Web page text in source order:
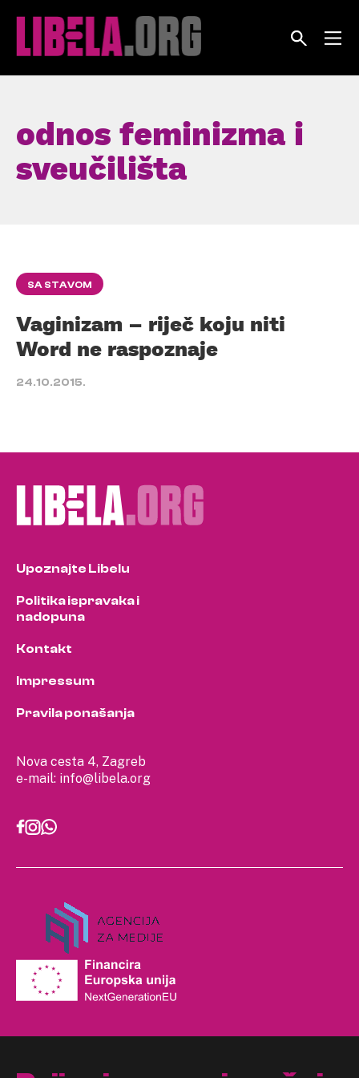
odnos feminizma i
sveučilišta
SA STAVOM
Vaginizam – riječ koju niti
Word ne raspoznaje
24.10.2015.
Nova cesta 4, Zagreb
e-mail: info@libela.org
Upoznajte Libelu
Politika ispravaka i
nadopuna
Kontakt
Impressum
Pravila ponašanja